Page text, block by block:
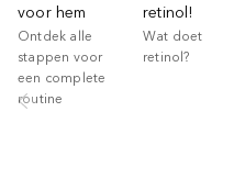
voor hem
Ontdek alle
stappen voor
een complete
routine
retinol!
Wat doet
retinol?